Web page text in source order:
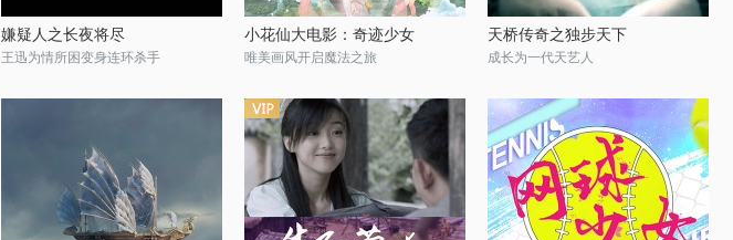
嫌疑人之长夜将尽
王迅为情所困变身连环杀手
小花仙大电影：奇迹少女
唯美画风开启魔法之旅
天桥传奇之独步天下
成长为一代天艺人